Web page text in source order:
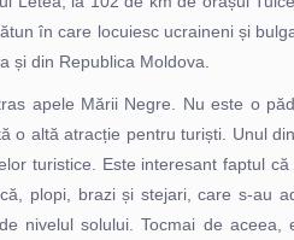
în care locuiesc ucraineni și
și din Republica Moldova.
apele Mării Negre. Nu este o
altă atracție pentru turiști. Unul
turistice. Este interesant faptul
plopi, brazi și stejari, care s-au
nivelul solului. Tocmai de